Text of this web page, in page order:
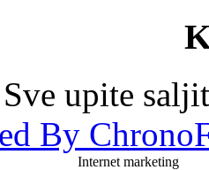
Sve upite
By
Internet marketing